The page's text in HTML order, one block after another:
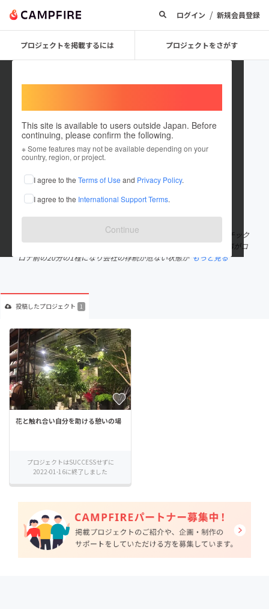
ログイン / 新規会員登録
プロジェクトを掲載するには プロジェクトをさがす
This site is available to users outside Japan. Before
continuing, please confirm the following.
※ Some features may not be available depending on your
country, region, or project.
I agree to the Terms of Use and Privacy Policy.
I agree to the International Support Terms.
Continue
minnanoikoinoba
これまでに1件のプロジェクトを投稿しています
在住国：日本 現在地：大阪府
出身国：日本 出身地：大阪府
はじめまして。大阪府在住の32歳です。現在は知り合いのプラスチック
加工会社で働いております。が、コロナの影響で取り引き先の仕事がコ
ロナ前の20分の1程になり会社の存続が危ない状態が もっと見る
投稿したプロジェクト 1
花と触れ合い自分を助ける憩いの場
プロジェクトはSUCCESSせずに
2022-01-16に終了しました